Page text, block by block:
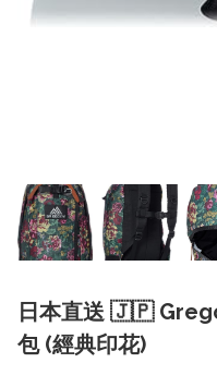
日本直送 🇯🇵
包 (經典印花)